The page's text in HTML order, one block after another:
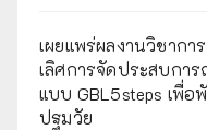
เผยแพร่ผลงานวิชาก
เลิศการจัดประสบกา
แบบ GBL5steps เพื่
ปฐมวัย